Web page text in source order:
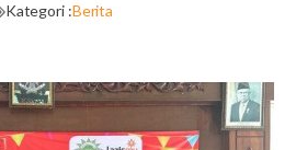
Kategori :Berita